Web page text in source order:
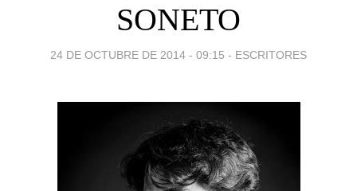
SONETO
24 DE OCTUBRE DE 2014 - 09:15 - ESCRITORES